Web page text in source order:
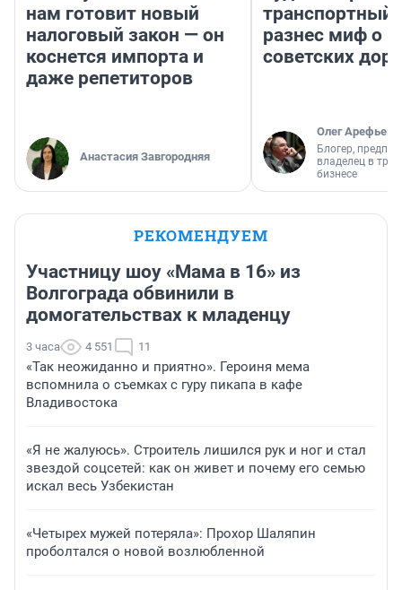
нам готовит новый
налоговый закон — он
коснется импорта и
даже репетиторов
Анастасия Завгородняя
транспортный
разнес миф о
советских
Олег Арефьев
Блогер,
владелец в
бизнесе
РЕКОМЕНДУЕМ
Участницу шоу «Мама в 16» из
Волгограда обвинили в
домогательствах к младенцу
3 часа 4 551 11
«Так неожиданно и приятно». Героиня мема
вспомнила о съемках с гуру пикапа в кафе
Владивостока
«Я не жалуюсь». Строитель лишился рук и ног и стал
звездой соцсетей: как он живет и почему его семью
искал весь Узбекистан
«Четырех мужей потеряла»: Прохор Шаляпин
проболтался о новой возлюбленной